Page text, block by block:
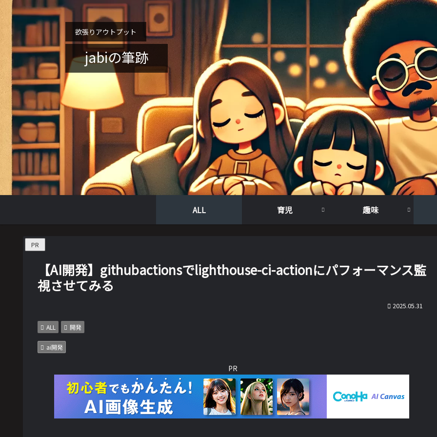
欲張りアウトプット
jabiの筆跡
ALL 育児 趣味
PR
【AI開発】githubactionsでlighthouse-ci-actionにパフォーマンス監
視させてみる
2025.05.31
ALL 開発
ai開発
PR